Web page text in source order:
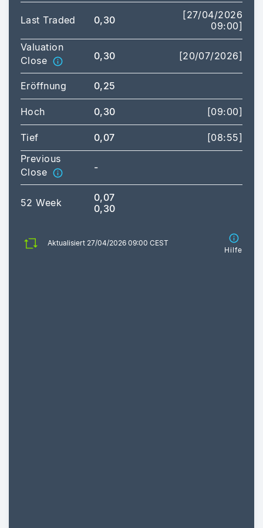
Last Traded 0,30
[27/04/2026
09:00]
Valuation
Close
0,30 [20/07/2026]
Eröffnung 0,25
Hoch 0,30 [09:00]
Tief 0,07
[08:55]
Previous
Close
-
52 Week
0,07
0,30
Aktualisiert 27/04/2026 09:00 CEST
Hilfe